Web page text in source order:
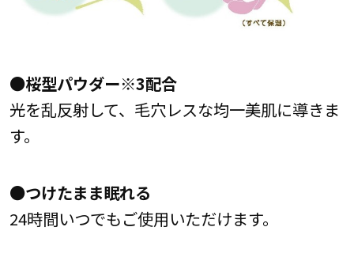
●桜型パウダー※3配合
光を乱反射して、毛穴レスな均一美肌に導きま
す。
●つけたまま眠れる
24時間いつでもご使用いただけます。